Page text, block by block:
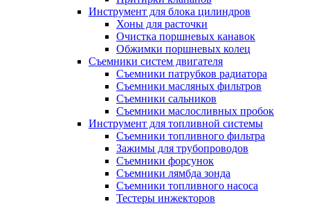
Инструмент для блока цилиндров
Хоны для расточки
Очистка поршневых канавок
Обжимки поршневых колец
Съемники систем двигателя
Съемники патрубков радиатора
Съемники масляных фильтров
Съемники сальников
Съемники маслосливных пробок
Инструмент для топливной системы
Съемники топливного фильтра
Зажимы для трубопроводов
Съемники форсунок
Съемники лямбда зонда
Съемники топливного насоса
Тестеры инжекторов